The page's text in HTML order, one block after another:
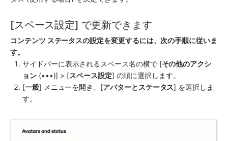
[スペース設定] で更新できます
コンテンツ ステータスの設定を変更するには、次の手順に従いま
す。
サイドバーに表示されるスペース名の横で [その他のアクシ
ョン (•••)] > [スペース設定] の順に選択します。
[一般] メニューを開き 、[アバターとステータス] を選択しま
す。